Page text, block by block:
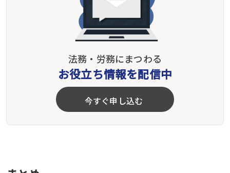
法務・労務にまつわる
お役立ち情報を配信中
今すぐ申し込む